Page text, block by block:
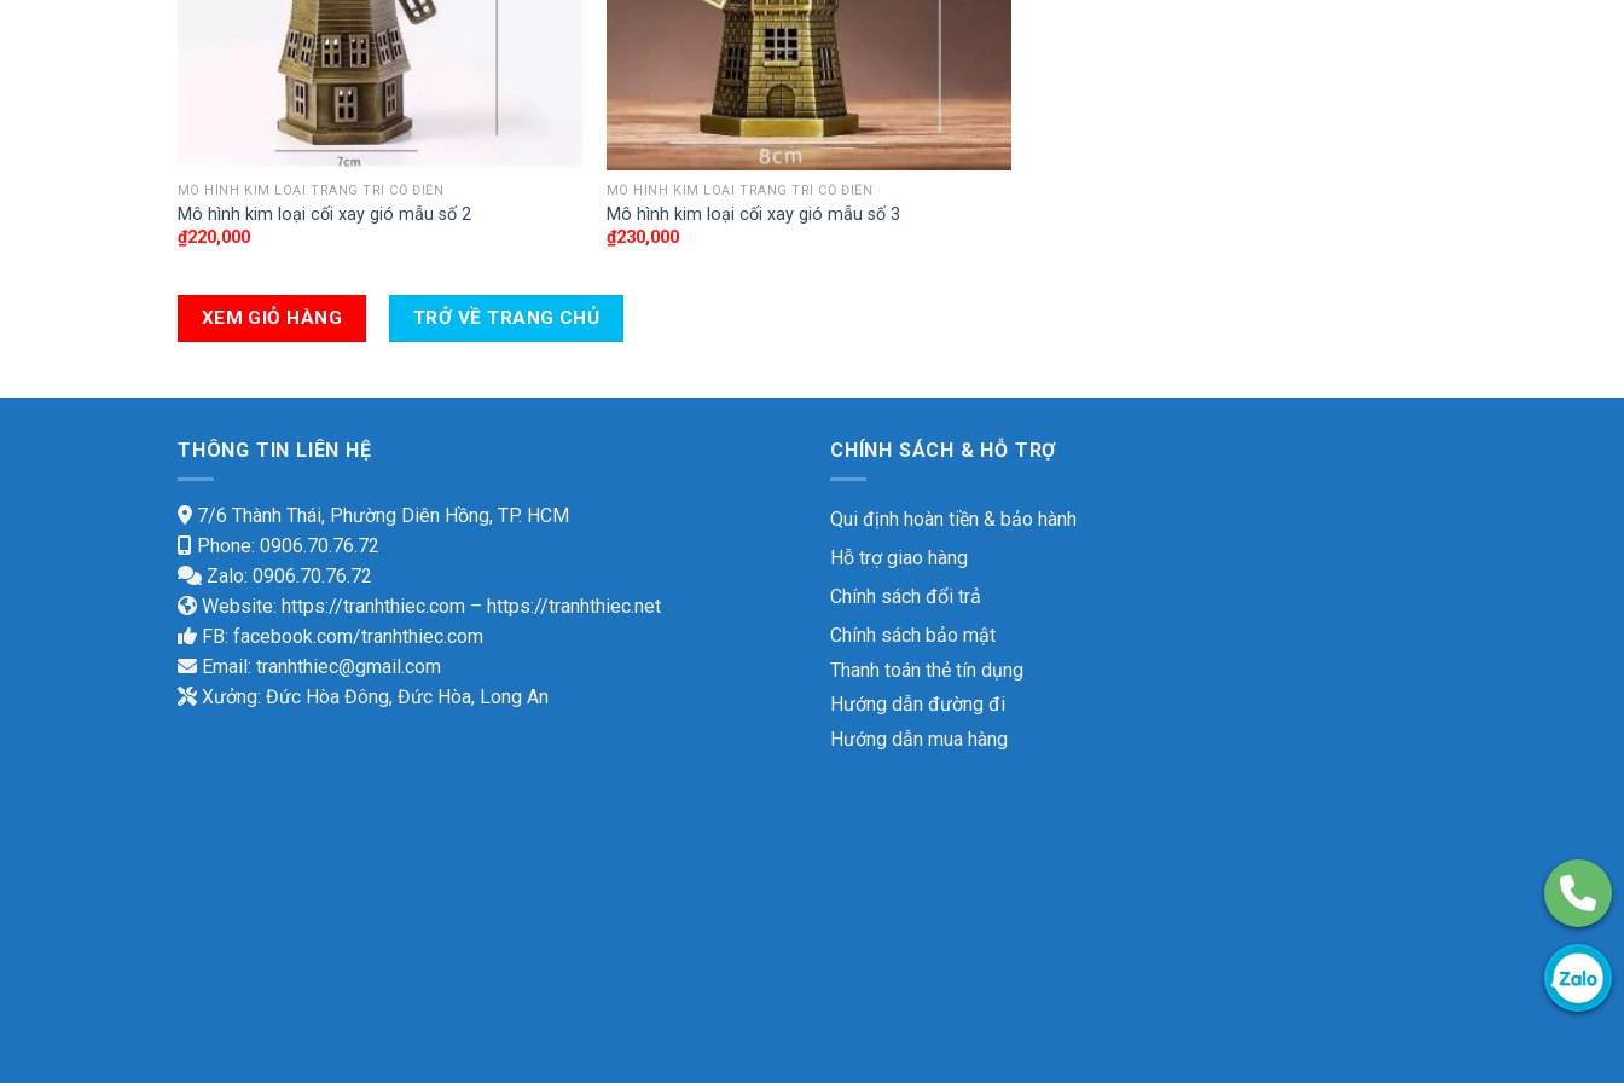
MÔ HÌNH KIM LOẠI TRANG TRÍ CỔ ĐIỂN
Mô hình kim loại cối xay gió mẫu số 2
₫220,000
MÔ HÌNH KIM LOẠI TRANG TRÍ CỔ ĐIỂN
Mô hình kim loại cối xay gió mẫu số 3
₫230,000
XEM GIỎ HÀNG TRỞ VỀ TRANG CHỦ
THÔNG TIN LIÊN HỆ
7/6 Thành Thái, Phường Diên Hồng, TP. HCM
Phone: 0906.70.76.72
Zalo: 0906.70.76.72
Website: https://tranhthiec.com – https://tranhthiec.net
FB: facebook.com/tranhthiec.com
Email: tranhthiec@gmail.com
Xưởng: Đức Hòa Đông, Đức Hòa, Long An
CHÍNH SÁCH & HỖ TRỢ
Qui định hoàn tiền & bảo hành
Hỗ trợ giao hàng
Chính sách đổi trả
Chính sách bảo mật
Thanh toán thẻ tín dụng
Hướng dẫn đường đi
Hướng dẫn mua hàng